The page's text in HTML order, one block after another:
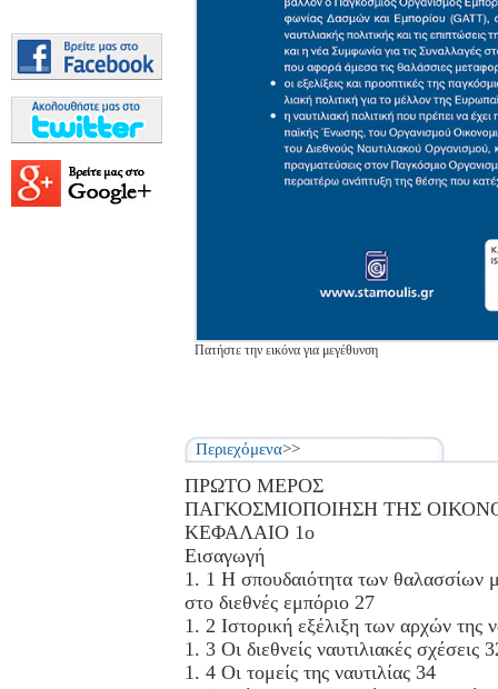
Πατήστε την εικόνα για μεγέθυνση
Περιεχόμενα>>
ΠΡΩΤΟ ΜΕΡΟΣ
ΠΑΓΚΟΣΜΙΟΠΟΙΗΣΗ ΤΗΣ
ΚΕΦΑΛΑΙΟ 1ο
Εισαγωγή
1. 1 Η σπουδαιότητα των θαλασσίων
στο διεθνές εμπόριο 27
1. 2 Ιστορική εξέλιξη των αρχών της
1. 3 Οι διεθνείς ναυτιλιακές σχέσεις
1. 4 Οι τομείς της ναυτιλίας 34